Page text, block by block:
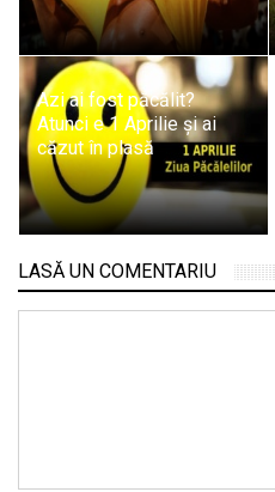
Azi ai fost păcălit?
Atunci e 1 Aprilie și ai
căzut în plasă
LASĂ UN COMENTARIU